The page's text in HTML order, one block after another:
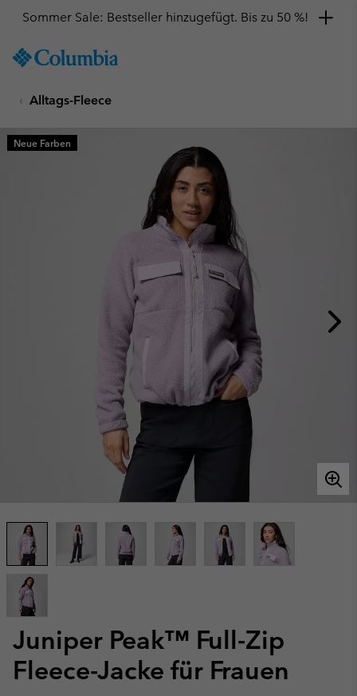
TO
SKIP
MAIN
NAV
Sommer Sale: Bestseller hinzugefügt. Bis zu 50 %!
Alltags-Fleece
Juniper Peak™ Full-Zip
Fleece-Jacke für Frauen
Neue Farben